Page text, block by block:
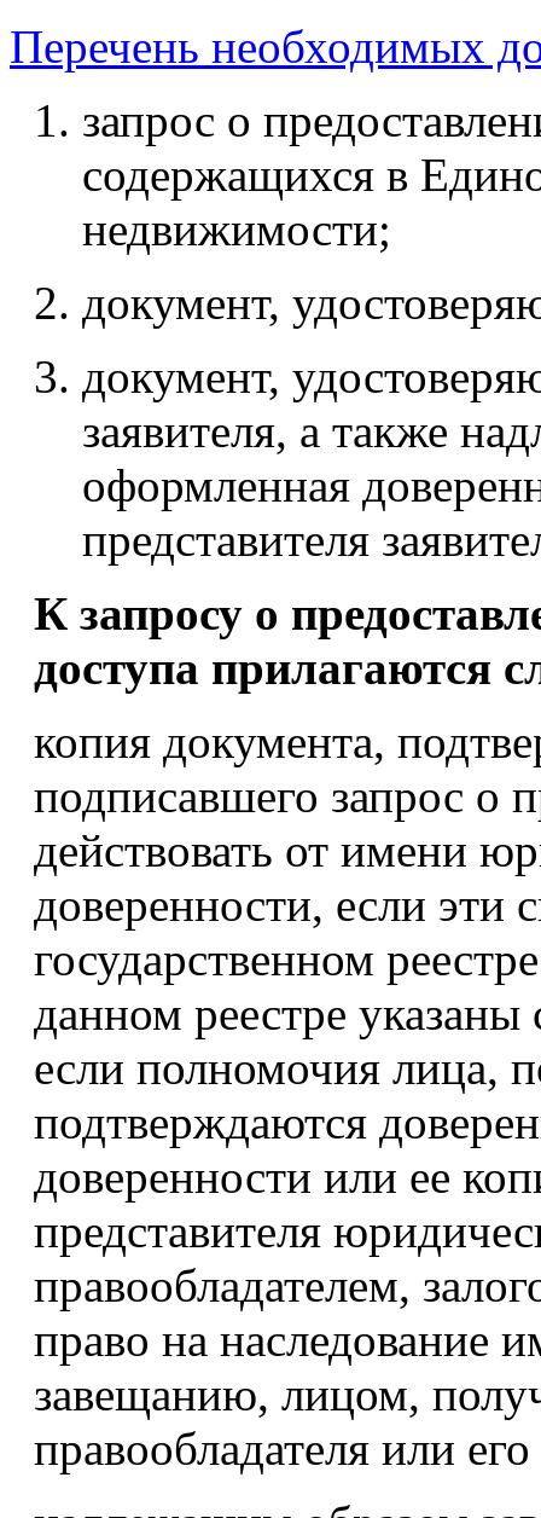
Перечень необходимых
запрос о
содержащихся в
недвижимости;
документ,
документ,
заявителя, а также
оформленная
представителя
К запросу о
доступа прилагаются
копия документа,
подписавшего запрос о
действовать от имени
доверенности, если эти
государственном
данном реестре
если полномочия лица,
подтверждаются
доверенности или ее
представителя
правообладателем,
право на наследование
завещанию, лицом,
правообладателя или